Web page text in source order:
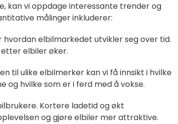
kan vi oppdage interessante trender og
målinger inkluderer:
elbilmarkedet utvikler seg over tid.
elbiler øker.
til ulike elbilmerker kan vi få innsikt i hvilke
hvilke som er i ferd med å vokse.
Kortere ladetid og økt
og gjøre elbiler mer attraktive.